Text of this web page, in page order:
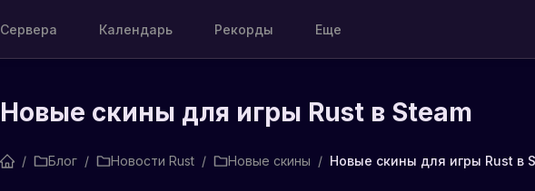
Сервера Календарь Рекорды Еще
Новые скины для игры Rust в Steam
/ Блог / Новости Rust / Новые скины / Новые скины для игры Rust в